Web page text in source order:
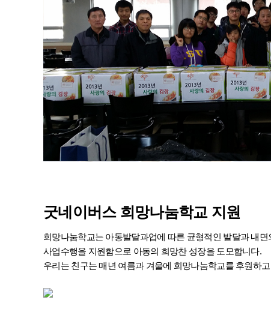
굿네이버스 희망나눔학교 지원
희망나눔학교는 아동발달과업에 따른 균형적인 발달과 내
사업수행을 지원함으로 아동의 희망찬 성장을 도모합니다.
우리는 친구는 매년 여름과 겨울에 희망나눔학교를 후원하